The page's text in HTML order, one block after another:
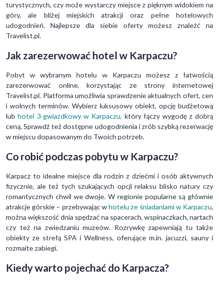
turystycznych, czy może wystarczy miejsce z pięknym widokiem na
góry, ale bliżej miejskich atrakcji oraz pełne hotelowych
udogodnień. Najlepsze dla siebie oferty możesz znaleźć na
Travelist.pl.
Jak zarezerwować hotel w Karpaczu?
Pobyt w wybranym hotelu w Karpaczu możesz z łatwością
zarezerwować online, korzystając ze strony internetowej
Travelist.pl. Platforma umożliwia sprawdzenie aktualnych ofert, cen
i wolnych terminów. Wybierz luksusowy obiekt, opcję budżetową
lubhotel 3-gwiazdkowy w Karpaczu, który łączy wygodę z dobrą
ceną. Sprawdź też dostępne udogodnienia i zrób szybką rezerwację
w miejscu dopasowanym do Twoich potrzeb.
Co robić podczas pobytu w Karpaczu?
Karpacz to idealne miejsce dla rodzin z dziećmi i osób aktywnych
fizycznie, ale też tych szukających opcji relaksu blisko natury czy
romantycznych chwil we dwoje. W regionie popularne są głównie
atrakcje górskie – przebywając whotelu ze śniadaniami w Karpaczu,
można większość dnia spędzać na spacerach, wspinaczkach, nartach
czy też na zwiedzaniu muzeów. Rozrywkę zapewniają tu także
obiekty ze strefą SPA i Wellness, oferujące m.in. jacuzzi, sauny i
rozmaite zabiegi.
Kiedy warto pojechać do Karpacza?